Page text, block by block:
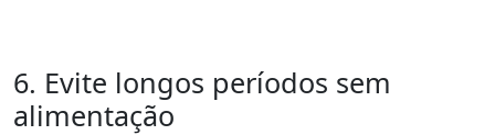
6. Evite longos períodos sem
alimentação